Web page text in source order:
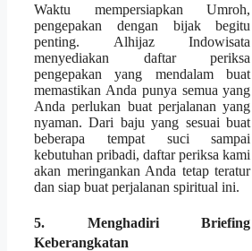
Waktu mempersiapkan Umroh,
pengepakan dengan bijak begitu
penting. Alhijaz Indowisata
menyediakan daftar periksa
pengepakan yang mendalam buat
memastikan Anda punya semua yang
Anda perlukan buat perjalanan yang
nyaman. Dari baju yang sesuai buat
beberapa tempat suci sampai
kebutuhan pribadi, daftar periksa kami
akan meringankan Anda tetap teratur
dan siap buat perjalanan spiritual ini.
5. Menghadiri Briefing
Keberangkatan